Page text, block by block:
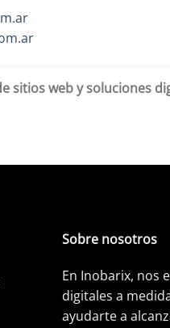
sitios web y soluciones
Sobre nosotros
En Inobarix, nos
digitales a
ayudarte a